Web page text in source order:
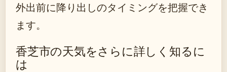
外出前に降り出しのタイミングを把握でき
ます。
香芝市の天気をさらに詳しく知るに
は